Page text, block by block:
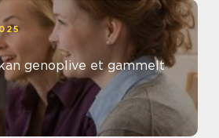
genoplive et gammelt